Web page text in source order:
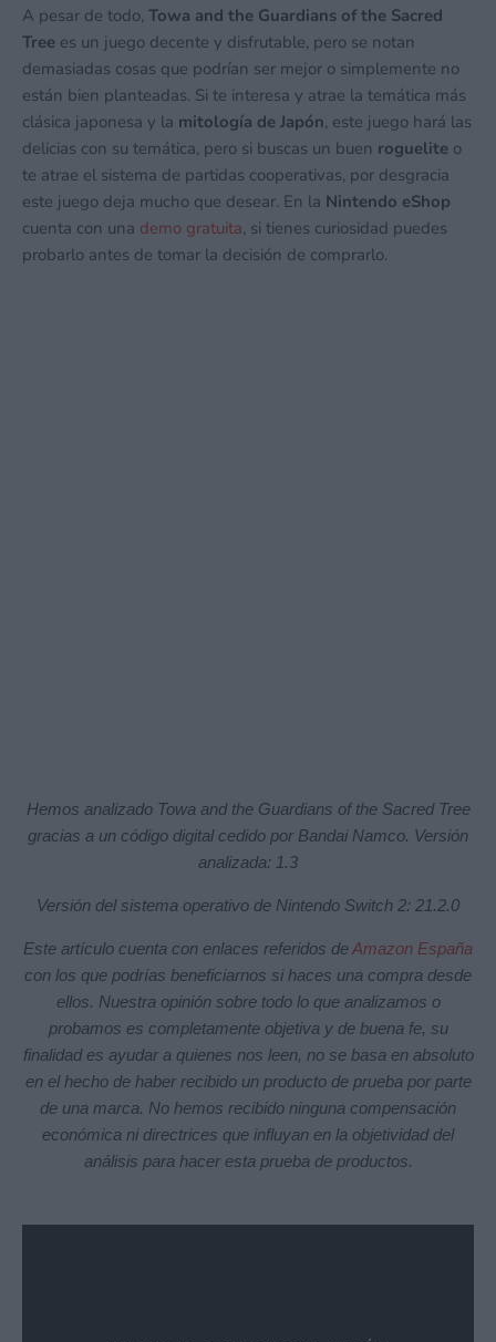
A pesar de todo, Towa and the Guardians of the Sacred
Tree es un juego decente y disfrutable, pero se notan
demasiadas cosas que podrían ser mejor o simplemente no
están bien planteadas. Si te interesa y atrae la temática más
clásica japonesa y la mitología de Japón, este juego hará las
delicias con su temática, pero si buscas un buen roguelite o
te atrae el sistema de partidas cooperativas, por desgracia
este juego deja mucho que desear. En la Nintendo eShop
cuenta con una demo gratuita, si tienes curiosidad puedes
probarlo antes de tomar la decisión de comprarlo.
Hemos analizado Towa and the Guardians of the Sacred Tree
gracias a un código digital cedido por Bandai Namco. Versión
analizada: 1.3
Versión del sistema operativo de Nintendo Switch 2: 21.2.0
Este artículo cuenta con enlaces referidos deAmazon España
con los que podrías beneficiarnos si haces una compra desde
ellos. Nuestra opinión sobre todo lo que analizamos o
probamos es completamente objetiva y de buena fe, su
finalidad es ayudar a quienes nos leen, no se basa en absoluto
en el hecho de haber recibido un producto de prueba por parte
de una marca. No hemos recibido ninguna compensación
económica ni directrices que influyan en la objetividad del
análisis para hacer esta prueba de productos.